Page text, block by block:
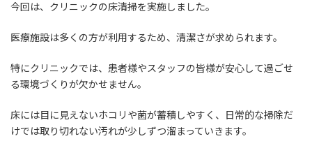
今回は、クリニックの床清掃を実施しました。
医療施設は多くの方が利用するため、清潔さが求められます。
特にクリニックでは、患者様やスタッフの皆様が安心して過ごせ
る環境づくりが欠かせません。
床には目に見えないホコリや菌が蓄積しやすく、日常的な掃除だ
けでは取り切れない汚れが少しずつ溜まっていきます。